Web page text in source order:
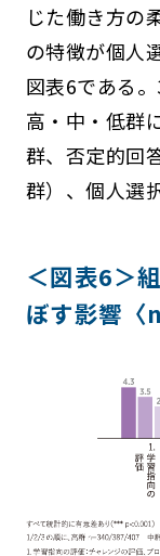
じた働き方の
の特徴が個人
図表6である
高・中・低群
群、否定的回
群）、個人選
＜図表6＞
ぼす影響〈